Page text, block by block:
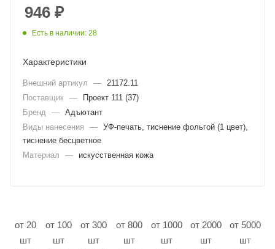
946 ₽
Есть в наличии: 28
Характеристики
Внешний артикул —
21172.11
Поставщик —
Проект 111 (37)
Бренд
— Адъютант
Виды нанесения
— УФ-печать, тиснение фольгой (1 цвет),
тиснение бесцветное
Материал
— искусственная кожа
от 20
шт
от 100
шт
от 300
шт
от 800
шт
от 1000
шт
от 2000
шт
от 5000
шт